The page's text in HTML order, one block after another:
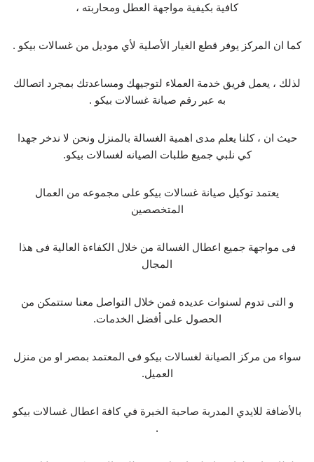
كافية بكيفية مواجهة العطل ومحاربته ،
كما ان المركز يوفر قطع الغيار الأصلية لأي موديل من غسالات بيكو .
لذلك ، يعمل فريق خدمة العملاء لتوجيهك ومساعدتك بمجرد اتصالك
به عبر رقم صيانة غسالات بيكو .
حيث ان ، كلنا يعلم مدى اهمية الغسالة بالمنزل ونحن لا ندخر جهدا
كي نلبي جميع طلبات الصيانه لغسالات بيكو.
يعتمد توكيل صيانة غسالات بيكو على مجموعه من العمال
المتخصصين
فى مواجهة جميع اعطال الغسالة من خلال الكفاءة العالية فى هذا
المجال
و التى تدوم لسنوات عديده فمن خلال التواصل معنا ستتمكن من
الحصول على أفضل الخدمات.
سواء من مركز الصيانة لغسالات بيكو فى المعتمد بمصر او من منزل
العميل.
بالأضافة للايدي المدربة صاحبة الخبرة في كافة اعطال غسالات بيكو
.